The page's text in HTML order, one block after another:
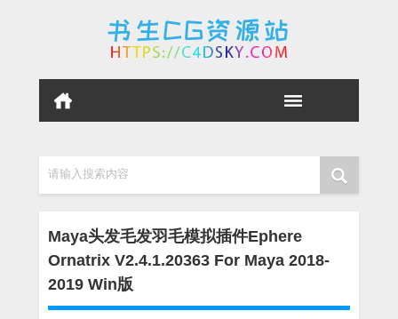
请输入搜索内容
Maya头发毛发羽毛模拟插件Ephere
Ornatrix V2.4.1.20363 For Maya 2018-
2019 Win版